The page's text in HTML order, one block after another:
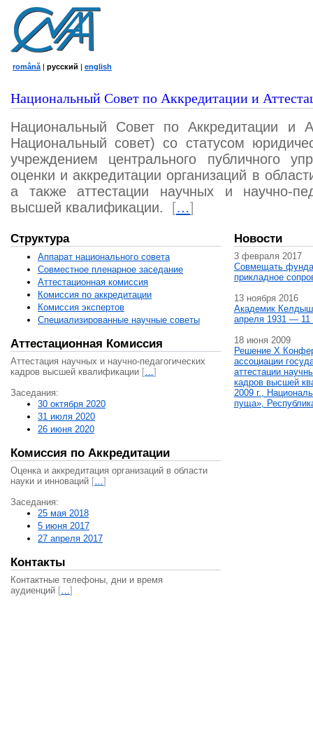
română | русский | english
Национальный Совет по Аккредитации и
Национальный Совет по Аккредитации и
Национальный совет) со статусом
учреждением центрального публичного
оценки и аккредитации организаций в
а также аттестации научных и научно-
высшей квалификации.
[…]
Структура
Аппарат национального совета
Совместное пленарное заседание
Аттестационная комисcия
Комиссия по аккредитации
Комиссия экспертов
Специализированные научные советы
Аттестационная Комиссия
Аттестация научных и научно-педагогических
кадров высшей квалификации […]
Заседания:
30 октября 2020
31 июля 2020
26 июня 2020
Комиссия по Аккредитации
Оценка и аккредитация организаций в области
науки и инноваций […]
Заседания:
25 мая 2018
5 июня 2017
27 апреля 2017
Контакты
Контактные телефоны, дни и время
аудиенций […]
Новости
3 февраля 2017
Совмещать
прикладное
13 ноября 2016
Академик
апреля 1931 — 11
18 июня 2009
Решение X
ассоциации
аттестации
кадров высшей
2009 г.,
пуща»,